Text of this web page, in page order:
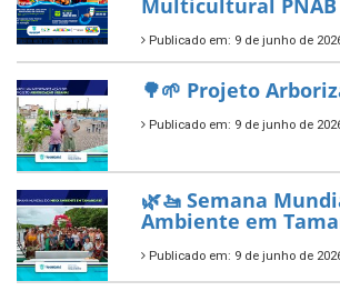
Tamandaré
Diamante do
segundo ano
reafirma excelência
Publicado em: 10 de junho de
novos
fortalecer a saúde
município.
Publicado em: 10 de junho de